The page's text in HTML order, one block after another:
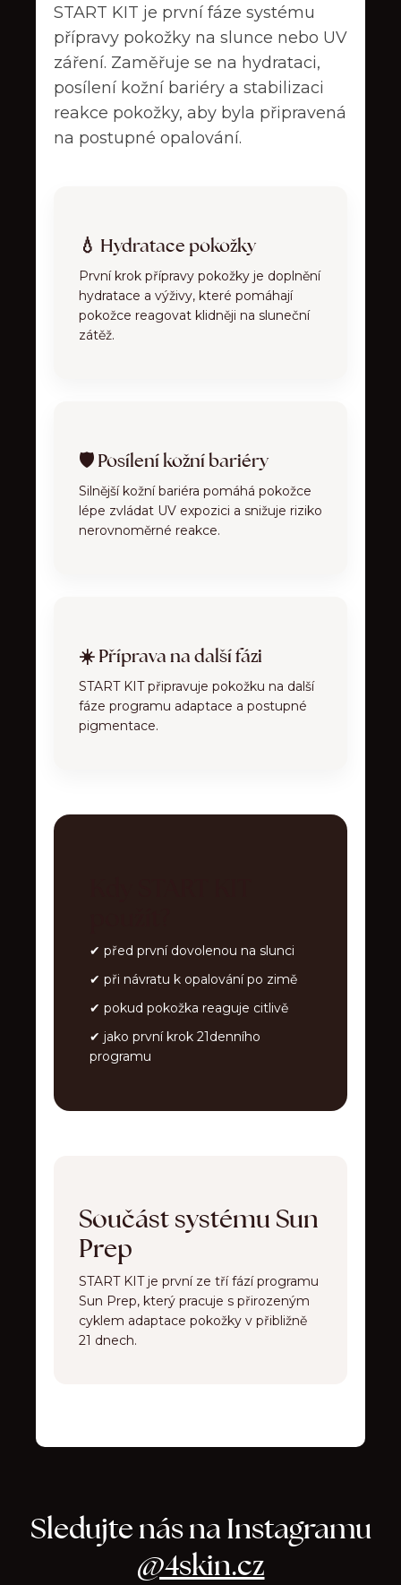
START KIT je první fáze systému
přípravy pokožky na slunce nebo UV
záření. Zaměřuje se na hydrataci,
posílení kožní bariéry a stabilizaci
reakce pokožky, aby byla připravená
na postupné opalování.
💧 Hydratace pokožky
První krok přípravy pokožky je doplnění
hydratace a výživy, které pomáhají
pokožce reagovat klidněji na sluneční
zátěž.
🛡 Posílení kožní bariéry
Silnější kožní bariéra pomáhá pokožce
lépe zvládat UV expozici a snižuje riziko
nerovnoměrné reakce.
☀️ Příprava na další fázi
START KIT připravuje pokožku na další
fáze programu adaptace a postupné
pigmentace.
✔ před první dovolenou na slunci
✔ při návratu k opalování po zimě
✔ pokud pokožka reaguje citlivě
✔ jako první krok 21denního
programu
Součást systému Sun
Prep
START KIT je první ze tří fází programu
Sun Prep, který pracuje s přirozeným
cyklem adaptace pokožky v přibližně
21 dnech.
Sledujte nás na Instagramu
@4skin.cz